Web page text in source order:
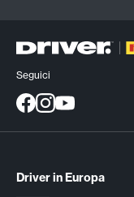
Seguici
Driver in Europa